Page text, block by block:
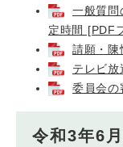
一般質問
定時間 [PDF
請願・陳
テレビ
委員会
令和3年6